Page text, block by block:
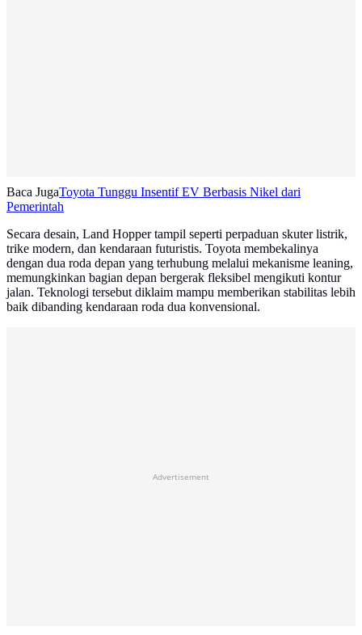
Baca JugaToyota Tunggu Insentif EV Berbasis Nikel dari
Pemerintah
Secara desain, Land Hopper tampil seperti perpaduan skuter listrik,
trike modern, dan kendaraan futuristis. Toyota membekalinya
dengan dua roda depan yang terhubung melalui mekanisme leaning,
memungkinkan bagian depan bergerak fleksibel mengikuti kontur
jalan. Teknologi tersebut diklaim mampu memberikan stabilitas lebih
baik dibanding kendaraan roda dua konvensional.
Advertisement